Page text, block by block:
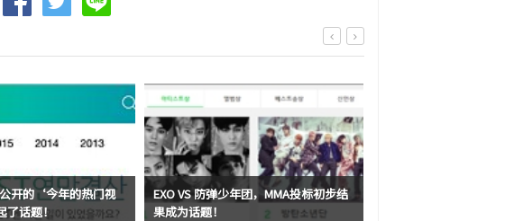
公开的‘今年的热门视
了话题！
EXO VS 防弹少年团，MMA投标初步结
果成为话题！